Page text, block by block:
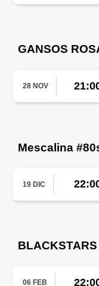
GANSOS
28 NOV
Mescalina
19 DIC
06 FEB